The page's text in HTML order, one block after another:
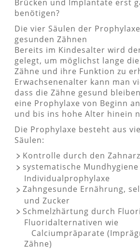
Brücken und Implantate erst
benötigen?
Die vier Säulen der
gesunden Zähnen
Bereits im Kindesalter wird
gelegt, um möglichst lange
Zähne und ihre Funktion zu
Erwachsenenalter kann man
dass die Zähne gesund
eine Prophylaxe von Beginn
und bis ins hohe Alter hinein
Die Prophylaxe besteht aus
Säulen:
Kontrolle durch den
systematische
Individualprophylaxe
Zahngesunde Ernährung,
und Zucker
Schmelzhärtung durch
Fluoridalternativen wie
Calciumpräparate
Zähne)